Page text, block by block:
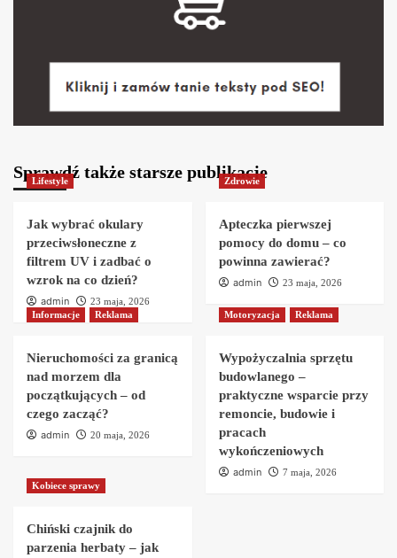
Sprawdź także starsze publikacje
Lifestyle
Jak wybrać okulary
przeciwsłoneczne z
filtrem UV i zadbać o
wzrok na co dzień?
admin 23 maja, 2026
Zdrowie
Apteczka pierwszej
pomocy do domu – co
powinna zawierać?
admin 23 maja, 2026
Informacje Reklama
Nieruchomości za granicą
nad morzem dla
początkujących – od
czego zacząć?
admin 20 maja, 2026
Motoryzacja Reklama
Wypożyczalnia sprzętu
budowlanego –
praktyczne wsparcie przy
remoncie, budowie i
pracach
wykończeniowych
admin
7 maja, 2026
Kobiece sprawy
Chiński czajnik do
parzenia herbaty – jak